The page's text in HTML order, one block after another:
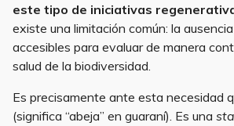
este tipo de iniciativas
existe una limitación común: la
accesibles para evaluar de manera
salud de la biodiversidad.
Es precisamente ante esta necesidad
(significa “abeja” en guaraní). Es una